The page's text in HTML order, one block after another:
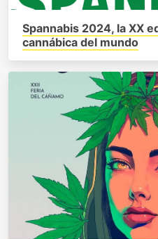
Spannabis 2024, la XX
cannábica del mundo